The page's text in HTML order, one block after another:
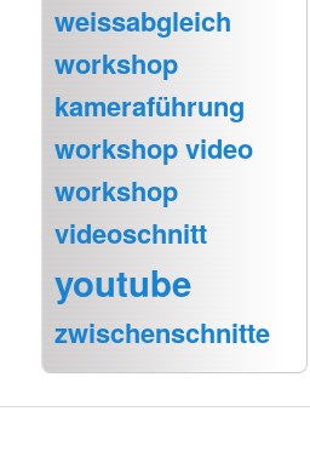
weissabgleich
workshop
kameraführung
workshop video
workshop
videoschnitt
youtube
zwischenschnitte